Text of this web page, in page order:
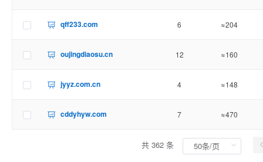
qff233.com 6 ≈204
oujingdiaosu.cn 12 ≈160
jyyz.com.cn 4 ≈148
cddyhyw.com 7 ≈470
共 362 条